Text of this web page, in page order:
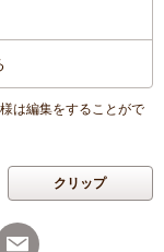
くのが無難です。
は編集をすることがで
クリップ